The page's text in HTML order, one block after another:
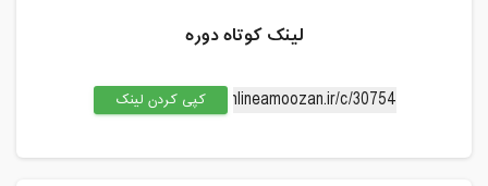
لینک کوتاه دوره
کپی کردن لینک